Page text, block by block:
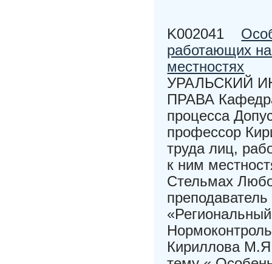
K002041
работающих
местностях
УРАЛЬСКИЙ
ПРАВА
процесса
профессор
труда лиц,
к ним
Стельмах
Кириллова